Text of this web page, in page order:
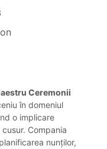
Ceremonii
în domeniul
o implicare
Compania
nunților,